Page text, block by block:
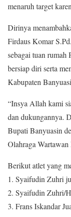
menaruh target
Dirinya
Firdaus Komar
sebagai tuan
bersiap diri serta
Kabupaten
“Insya Allah kami
dan dukungannya.
Bupati Banyuasin
Olahraga
Berikut atlet yang
1. Syaifudin Zuhri
2. Syaifudin Zuhri/
3. Frans Iskandar